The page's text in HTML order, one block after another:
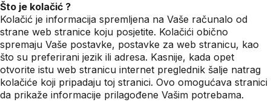
Što je kolačić ?
Kolačić je informacija spremljena na Vaše računalo od
strane web stranice koju posjetite. Kolačići obično
spremaju Vaše postavke, postavke za web stranicu, kao
što su preferirani jezik ili adresa. Kasnije, kada opet
otvorite istu web stranicu internet preglednik šalje natrag
kolačiće koji pripadaju toj stranici. Ovo omogućava stranici
da prikaže informacije prilagođene Vašim potrebama.